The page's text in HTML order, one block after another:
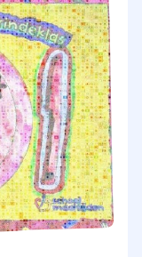
het
het
het
en het
onder
dit ook in.”